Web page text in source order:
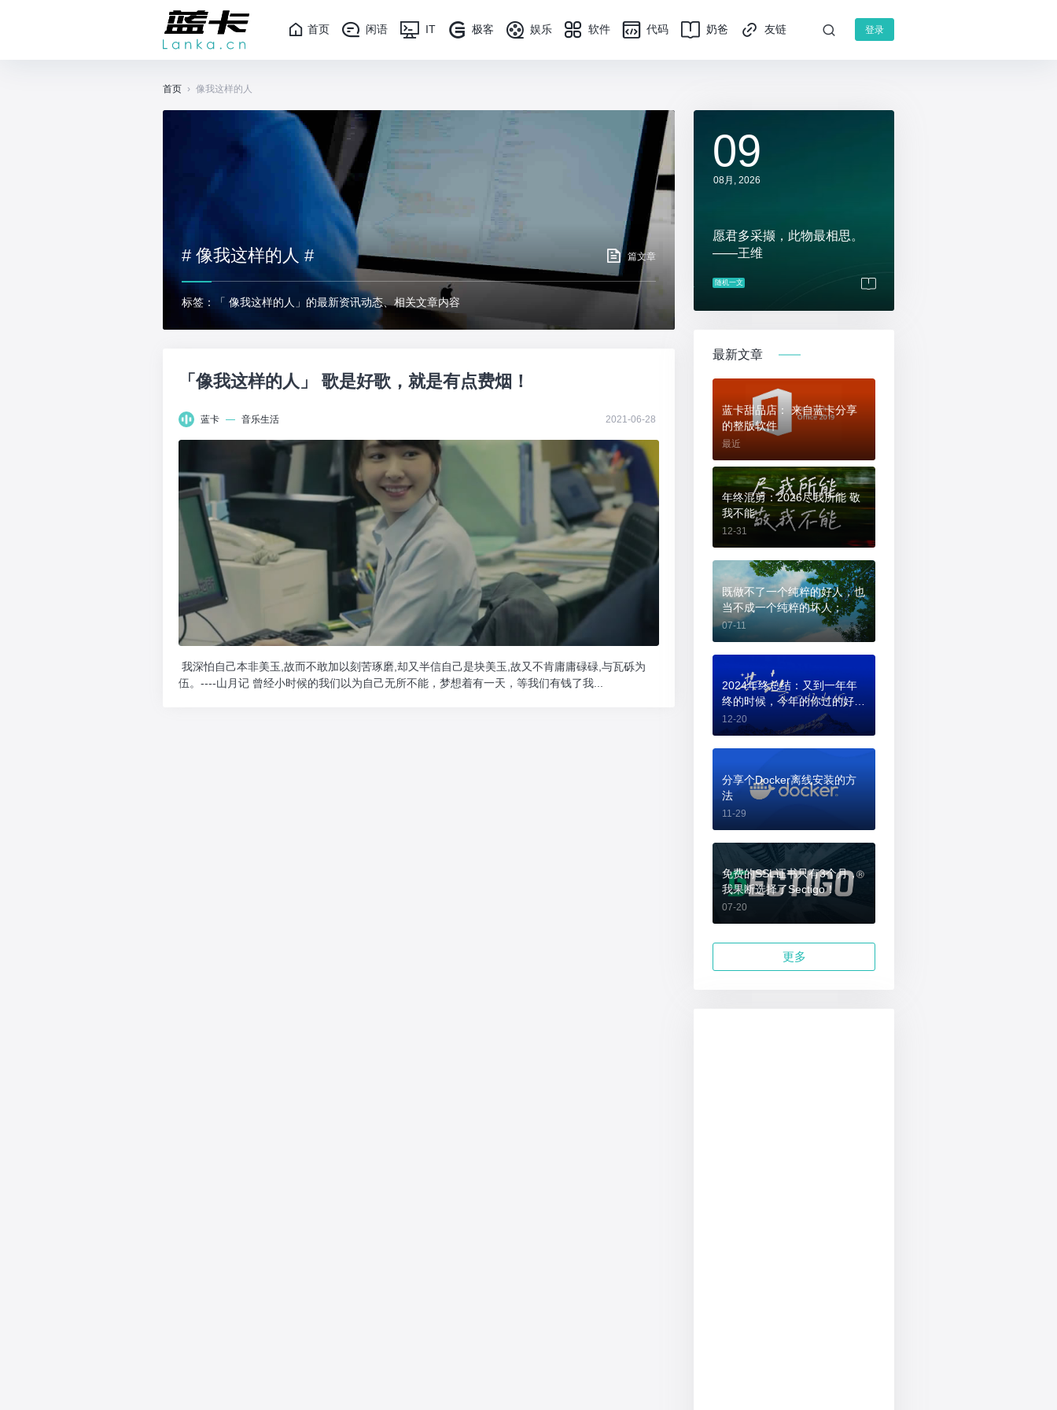
首页 闲语 IT 极客 娱乐 软件 代码 奶爸 友链 登录
首页 › 像我这样的人
# 像我这样的人 # 篇文章
标签：「 像我这样的人」的最新资讯动态、相关文章内容
「像我这样的人」 歌是好歌，就是有点费烟！
蓝卡 — 音乐生活 2021-06-28
我深怕自己本非美玉,故而不敢加以刻苦琢磨,却又半信自己是块美玉,故又不肯庸庸碌碌,与瓦砾为
伍。----山月记 曾经小时候的我们以为自己无所不能，梦想着有一天，等我们有钱了我...
09
08月, 2026
愿君多采撷，此物最相思。
——王维
随机一文
最新文章
蓝卡甜品店： 来自蓝卡分享
的整版软件
最近
年终混剪：2026尽我所能 敬
我不能
12-31
既做不了一个纯粹的好人，也
当不成一个纯粹的坏人；
07-11
2024年终总结：又到一年年
终的时候，今年的你过的好
吗？
12-20
分享个Docker离线安装的方
法
11-29
免费的SSL证书只有3个月，
我果断选择了Sectigo！
07-20
更多